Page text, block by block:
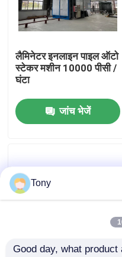
कारखाने का दौरा
गुणवत्ता नियंत्रण
हमसे संपर्क करें
मामले
बांसुरी लैमिनेटर मशीन
लैमिनेटर इनलाइन पाइल ऑटो
स्टेकर मशीन 10000 पीसी /
घंटा
जांच भेजें
Tony
Good day, what product